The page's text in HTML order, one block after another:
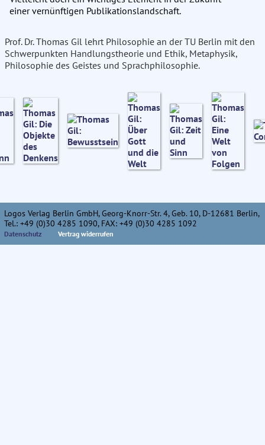
einer vernünftigen Publikationslandschaft.
Prof. Dr. Thomas Gil lehrt Philosophie an der TU Berlin mit den
Schwerpunkten Handlungstheorie und Ethik, Metaphysik,
Philosophie des Geistes und Sprachphilosophie.
Logos Verlag Berlin GmbH, Georg-Knorr-Str. 4, Geb. 10, D-12681 Berlin,
Tel.: +49 (0)30 4285 1090, FAX: +49 (0)30 4285 1092
Datenschutz Vertrag widerrufen